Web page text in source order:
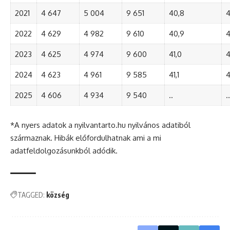
2021 4 647 5 004 9 651 40,8
2022 4 629 4 982 9 610 40,9
2023 4 625 4 974 9 600 41,0
2024 4 623 4 961 9 585 41,1
2025 4 606 4 934 9 540 .. ..
*A nyers adatok a nyilvantarto.hu nyilvános adatiból
származnak. Hibák előfordulhatnak ami a mi
adatfeldolgozásunkból adódik.
TAGGED: község